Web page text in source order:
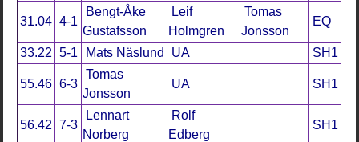
31.04 4-1
Bengt-Åke
Gustafsson
Leif
Holmgren
Tomas
Jonsson
EQ
33.22 5-1 Mats Näslund UA SH1
55.46 6-3
Tomas
Jonsson
UA SH1
56.42 7-3
Lennart
Norberg
Rolf
Edberg
SH1